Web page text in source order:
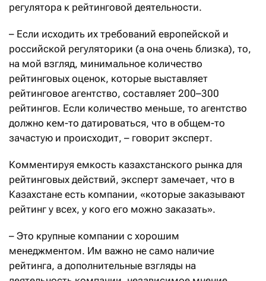
регулятора к рейтинговой деятельности.
– Если исходить их требований европейской и
российской регуляторики (а она очень близка), то,
на мой взгляд, минимальное количество
рейтинговых оценок, которые выставляет
рейтинговое агентство, составляет 200–300
рейтингов. Если количество меньше, то агентство
должно кем-то датироваться, что в общем-то
зачастую и происходит, – говорит эксперт.
Комментируя емкость казахстанского рынка для
рейтинговых действий, эксперт замечает, что в
Казахстане есть компании, «которые заказывают
рейтинг у всех, у кого его можно заказать».
– Это крупные компании с хорошим
менеджментом. Им важно не само наличие
рейтинга, а дополнительные взгляды на